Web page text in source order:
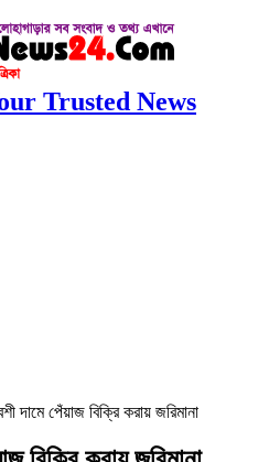
Trusted News
দামে পেঁয়াজ বিক্রি করায় জরিমানা